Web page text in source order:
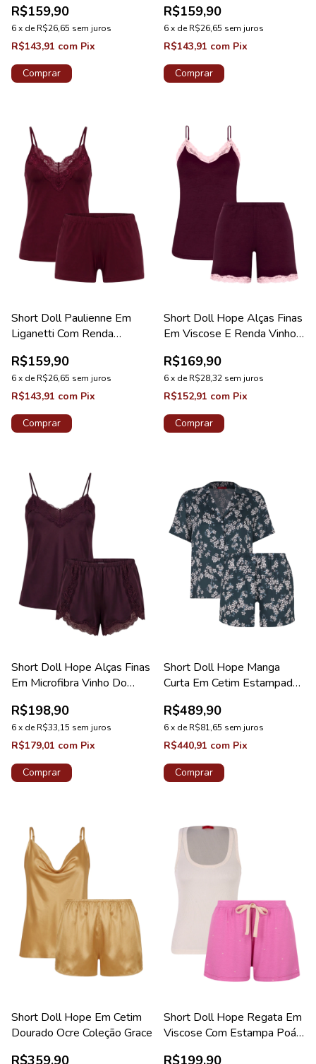
R$159,90
6x deR$26,65 sem juros
R$143,91 com Pix
Comprar
R$159,90
6x deR$26,65 sem juros
R$143,91 com Pix
Comprar
Short Doll Paulienne Em
Liganetti Com Renda
R$159,90
6x deR$26,65 sem juros
R$143,91 com Pix
Comprar
Short Doll Hope Alças Finas
Em Viscose E Renda Vinho
R$169,90
6x deR$28,32 sem juros
R$152,91 com Pix
Comprar
Short Doll Hope Alças Finas
Em Microfibra Vinho Do
R$198,90
6x deR$33,15 sem juros
R$179,01 com Pix
Comprar
Short Doll Hope Manga
Curta Em Cetim Estampado
Sakura
R$489,90
6x deR$81,65 sem juros
R$440,91 com Pix
Comprar
Short Doll Hope Em Cetim
Dourado Ocre Coleção Grace
R$359,90
Short Doll Hope Regata Em
Viscose Com Estampa Poá
R$199,90